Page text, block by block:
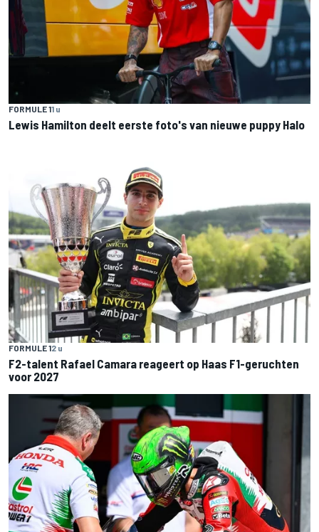
FORMULE 11 u
Lewis Hamilton deelt eerste foto's van nieuwe puppy Halo
FORMULE 12 u
F2-talent Rafael Camara reageert op Haas F1-geruchten
voor 2027